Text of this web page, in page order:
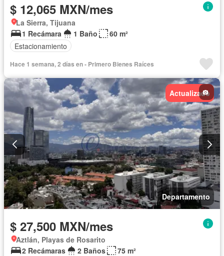
$ 12,065 MXN/mes
La Sierra, Tijuana
1 Recámara
1 Baño
60 m²
Estacionamiento
Hace 1 semana, 2 días en - Primero Bienes Raíces
Actualizado
Departamento
$ 27,500 MXN/mes
Aztlán, Playas de Rosarito
2 Recámaras
2 Baños 75 m²